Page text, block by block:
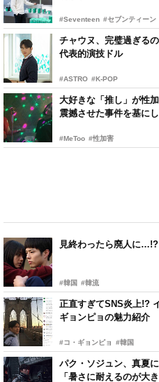
#Seventeen #セブンティーン
チャウヌ、完璧過ぎる
代表的演技ドル
#ASTRO #K-POP
大好きな「推し」が性
震撼させた事件を基に
#MeToo #性加害
見終わったら廃人に
#韓国 #韓流
正直すぎてSNS炎上!?
ギョンピョの魅力紹介
#コ・ギョンピョ #韓国
パク・ソジュン、真夏
「暑さに耐えるのが大